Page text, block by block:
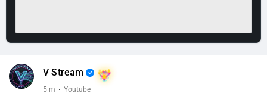
V Stream
5 m · Youtube